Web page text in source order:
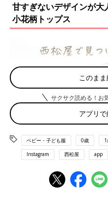
こと。今回
の白アイテ
甘すぎないデザインが
小花柄トップス
このま
サクサク読める！お
アプリ
ベビー・子ども服 0歳
Instagram 西松屋 app